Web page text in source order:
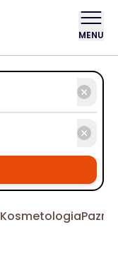
MENU
Kosmetologia